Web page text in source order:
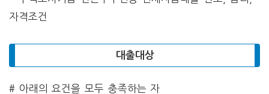
대출대상
# 아래의 요건을 모두 충족하는 자